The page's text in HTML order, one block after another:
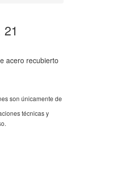
acero recubierto
son únicamente de
técnicas y